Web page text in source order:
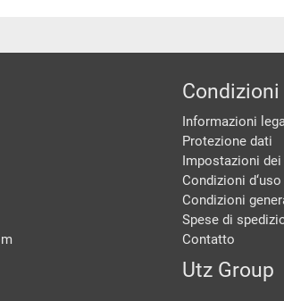
Informazioni
Protezione dati
Impostazioni
Condizioni d‘uso
Condizioni
Spese di
Contatto
Utz Group